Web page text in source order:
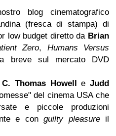
blog cinematografico
(fresca di stampa) di
low budget diretto da Brian
Zero, Humans Versus
breve sul mercato DVD
C. Thomas Howell eJudd
del cinema USA che
e piccole produzioni
e conguilty pleasureil